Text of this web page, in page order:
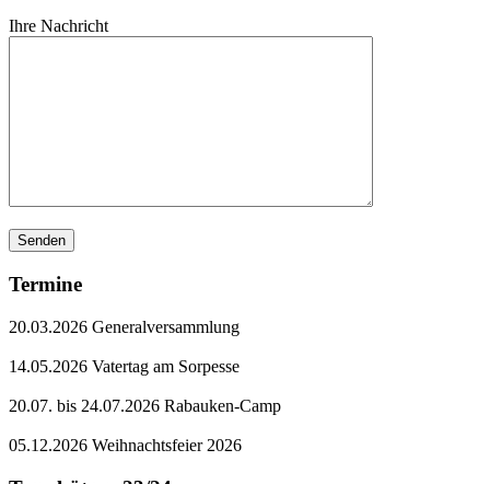
Ihre Nachricht
Termine
20.03.2026 Generalversammlung
14.05.2026 Vatertag am Sorpesse
20.07. bis 24.07.2026 Rabauken-Camp
05.12.2026 Weihnachtsfeier 2026